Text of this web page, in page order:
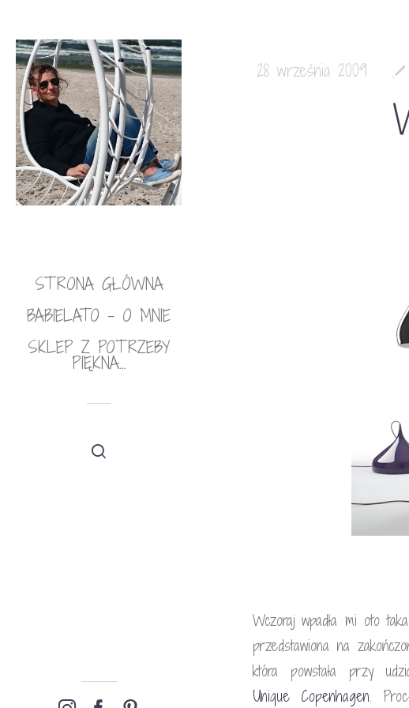
STRONA GŁÓWNA
BABIELATO – O MNIE
SKLEP Z POTRZEBY
PIĘKNA…
28 września 2009
Wczoraj wpadła mi oto
przedstawiona na
która powstała przy
Unique Copenhagen.